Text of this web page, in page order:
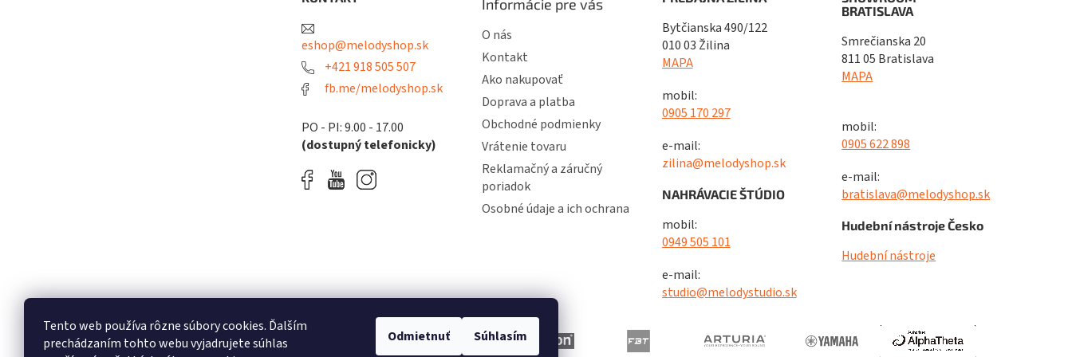
Tento web používa rôzne súbory cookies. Ďalším
prechádzaním tohto webu vyjadrujete súhlas
Odmietnuť Súhlasím
eshop@melodyshop.sk
+421 918 505 507
fb.me/melodyshop.sk
PO - PI: 9.00 - 17.00
(dostupný telefonicky)
Informácie pre vás
O nás
Kontakt
Ako nakupovať
Doprava a platba
Obchodné podmienky
Vrátenie tovaru
Reklamačný a záručný
poriadok
Osobné údaje a ich ochrana
Bytčianska 490/122
010 03 Žilina
MAPA
mobil:
0905 170 297
e-mail:
zilina@melodyshop.sk
NAHRÁVACIE ŠTÚDIO
mobil:
0949 505 101
e-mail:
studio@melodystudio.sk
BRATISLAVA
Smrečianska 20
811 05 Bratislava
MAPA
mobil:
0905 622 898
e-mail:
bratislava@melodyshop.sk
Hudební nástroje Česko
Hudební nástroje